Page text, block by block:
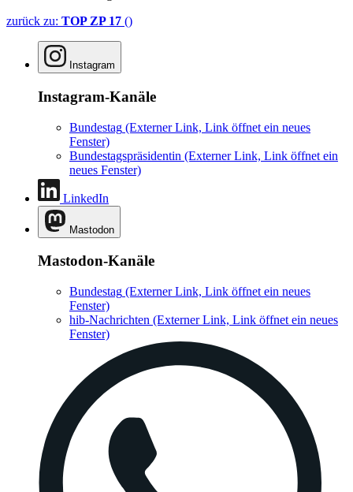
zurück zu: TOP ZP 17 ()
Instagram
Instagram-Kanäle
Bundestag (Externer Link, Link öffnet ein neues
Fenster)
Bundestagspräsidentin (Externer Link, Link öffnet ein
neues Fenster)
LinkedIn
Mastodon
Mastodon-Kanäle
Bundestag (Externer Link, Link öffnet ein neues
Fenster)
hib-Nachrichten (Externer Link, Link öffnet ein neues
Fenster)